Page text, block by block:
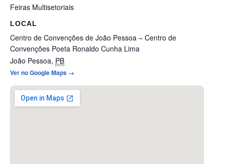
Feiras Multisetoriais
LOCAL
Centro de Convenções de João Pessoa – Centro de
Convenções Poeta Ronaldo Cunha Lima
João Pessoa, PB
Ver no Google Maps →